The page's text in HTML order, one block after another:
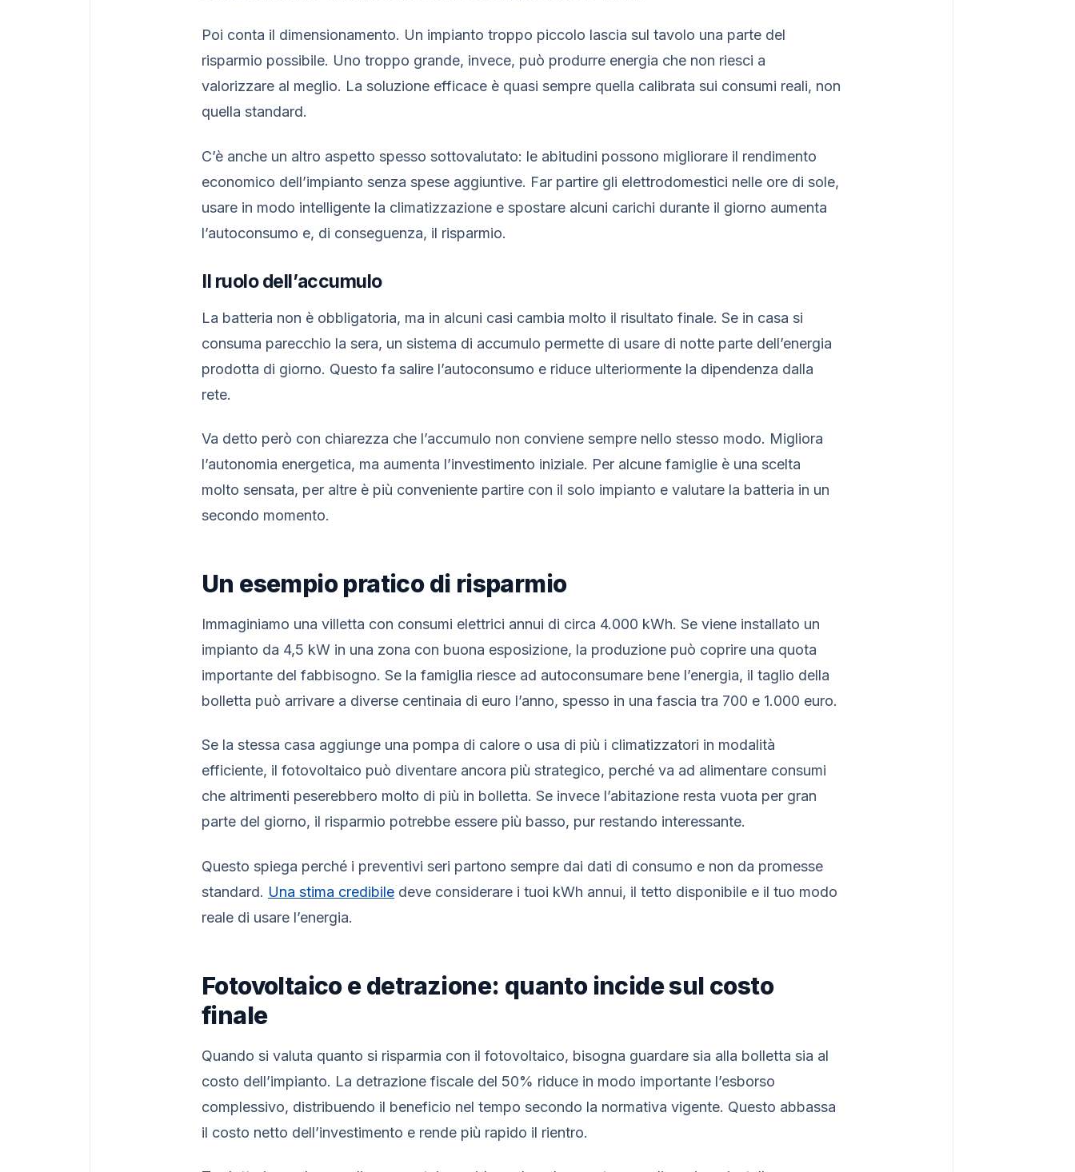
Poi conta il dimensionamento. Un impianto troppo piccolo lascia sul tavolo una parte del
risparmio possibile. Uno troppo grande, invece, può produrre energia che non riesci a
valorizzare al meglio. La soluzione efficace è quasi sempre quella calibrata sui consumi reali, non
quella standard.
C’è anche un altro aspetto spesso sottovalutato: le abitudini possono migliorare il rendimento
economico dell’impianto senza spese aggiuntive. Far partire gli elettrodomestici nelle ore di sole,
usare in modo intelligente la climatizzazione e spostare alcuni carichi durante il giorno aumenta
l’autoconsumo e, di conseguenza, il risparmio.
Il ruolo dell’accumulo
La batteria non è obbligatoria, ma in alcuni casi cambia molto il risultato finale. Se in casa si
consuma parecchio la sera, un sistema di accumulo permette di usare di notte parte dell’energia
prodotta di giorno. Questo fa salire l’autoconsumo e riduce ulteriormente la dipendenza dalla
rete.
Va detto però con chiarezza che l’accumulo non conviene sempre nello stesso modo. Migliora
l’autonomia energetica, ma aumenta l’investimento iniziale. Per alcune famiglie è una scelta
molto sensata, per altre è più conveniente partire con il solo impianto e valutare la batteria in un
secondo momento.
Un esempio pratico di risparmio
Immaginiamo una villetta con consumi elettrici annui di circa 4.000 kWh. Se viene installato un
impianto da 4,5 kW in una zona con buona esposizione, la produzione può coprire una quota
importante del fabbisogno. Se la famiglia riesce ad autoconsumare bene l’energia, il taglio della
bolletta può arrivare a diverse centinaia di euro l’anno, spesso in una fascia tra 700 e 1.000 euro.
Se la stessa casa aggiunge una pompa di calore o usa di più i climatizzatori in modalità
efficiente, il fotovoltaico può diventare ancora più strategico, perché va ad alimentare consumi
che altrimenti peserebbero molto di più in bolletta. Se invece l’abitazione resta vuota per gran
parte del giorno, il risparmio potrebbe essere più basso, pur restando interessante.
Questo spiega perché i preventivi seri partono sempre dai dati di consumo e non da promesse
standard. Una stima credibile deve considerare i tuoi kWh annui, il tetto disponibile e il tuo modo
reale di usare l’energia.
Fotovoltaico e detrazione: quanto incide sul costo
finale
Quando si valuta quanto si risparmia con il fotovoltaico, bisogna guardare sia alla bolletta sia al
costo dell’impianto. La detrazione fiscale del 50% riduce in modo importante l’esborso
complessivo, distribuendo il beneficio nel tempo secondo la normativa vigente. Questo abbassa
il costo netto dell’investimento e rende più rapido il rientro.